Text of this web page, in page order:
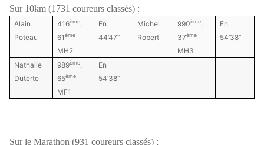
Sur 10km (1731 coureurs classés) :
Alain
Poteau
416ème
61ème
MH2
En
44’47’’
Michel
Robert
990ème
37ème
MH3
En
54’38’’
Nathalie
Duterte
989ème
65ème
MF1
En
54’38’’
Sur le Marathon (931 coureurs classés) ;